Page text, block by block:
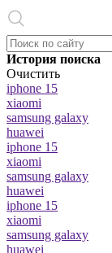
История поиска
Очистить
iphone 15
xiaomi
samsung galaxy
huawei
iphone 15
xiaomi
samsung galaxy
huawei
iphone 15
xiaomi
samsung galaxy
huawei